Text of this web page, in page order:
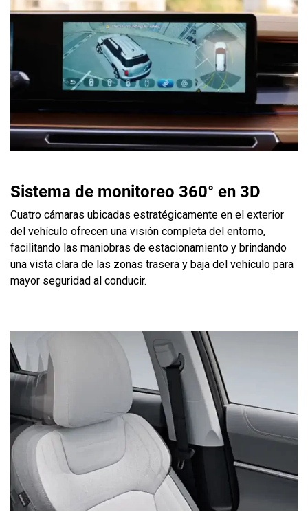
Sistema de monitoreo 360° en 3D
Cuatro cámaras ubicadas estratégicamente en el exterior
del vehículo ofrecen una visión completa del entorno,
facilitando las maniobras de estacionamiento y brindando
una vista clara de las zonas trasera y baja del vehículo para
mayor seguridad al conducir.